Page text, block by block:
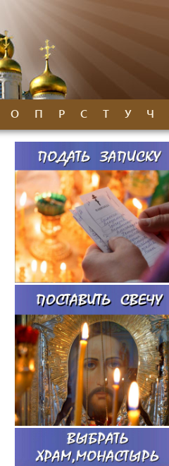
О П Р С Т У Ч